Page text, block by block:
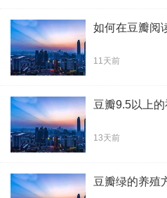
如何在豆瓣阅
11天前
豆瓣9.5以上
13天前
豆瓣绿的养殖